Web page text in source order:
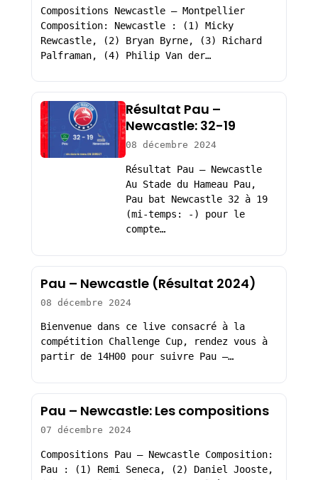
Compositions Newcastle – Montpellier
Composition: Newcastle : (1) Micky
Rewcastle, (2) Bryan Byrne, (3) Richard
Palframan, (4) Philip Van der…
Résultat Pau –
Newcastle: 32-19
08 décembre 2024
Résultat Pau – Newcastle
Au Stade du Hameau Pau,
Pau bat Newcastle 32 à 19
(mi-temps: -) pour le
compte…
Pau – Newcastle (Résultat 2024)
08 décembre 2024
Bienvenue dans ce live consacré à la
compétition Challenge Cup, rendez vous à
partir de 14H00 pour suivre Pau –…
Pau – Newcastle: Les compositions
07 décembre 2024
Compositions Pau – Newcastle Composition:
Pau : (1) Remi Seneca, (2) Daniel Jooste,